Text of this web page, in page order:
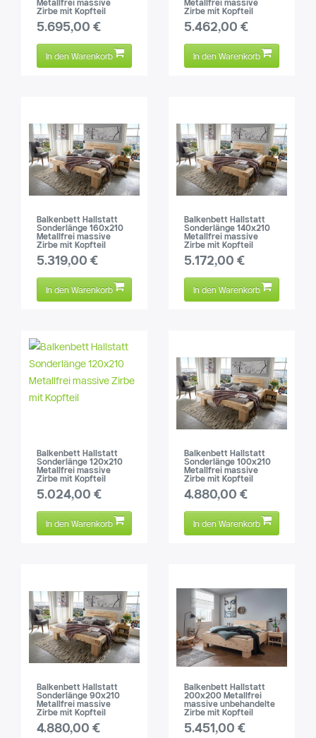
Metallfrei massive
Zirbe mit Kopfteil
5.695,00 €
In den Warenkorb
Metallfrei massive
Zirbe mit Kopfteil
5.462,00 €
In den Warenkorb
Balkenbett Hallstatt
Sonderlänge 160x210
Metallfrei massive
Zirbe mit Kopfteil
5.319,00 €
In den Warenkorb
Balkenbett Hallstatt
Sonderlänge 140x210
Metallfrei massive
Zirbe mit Kopfteil
5.172,00 €
In den Warenkorb
Balkenbett Hallstatt
Sonderlänge 120x210
Metallfrei massive
Zirbe mit Kopfteil
5.024,00 €
In den Warenkorb
Balkenbett Hallstatt
Sonderlänge 100x210
Metallfrei massive
Zirbe mit Kopfteil
4.880,00 €
In den Warenkorb
Balkenbett Hallstatt
Sonderlänge 90x210
Metallfrei massive
Zirbe mit Kopfteil
4.880,00 €
Balkenbett Hallstatt
200x200 Metallfrei
massive unbehandelte
Zirbe mit Kopfteil
5.451,00 €